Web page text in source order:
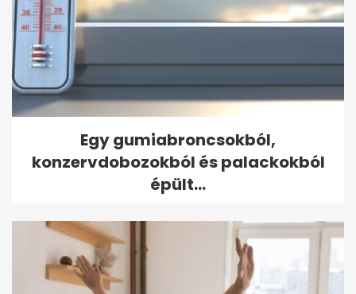
Egy gumiabroncsokból,
konzervdobozokból és palackokból
épült...